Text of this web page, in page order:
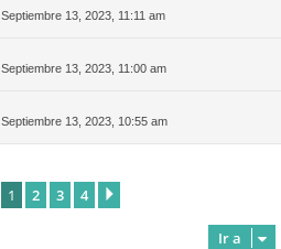
Septiembre 13, 2023, 11:11 am
Septiembre 13, 2023, 11:00 am
Septiembre 13, 2023, 10:55 am
1 2 3 4
Ir a